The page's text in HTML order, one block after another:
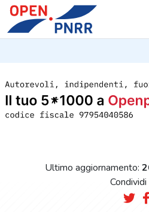
Ultimo aggiornamento:
Condividi